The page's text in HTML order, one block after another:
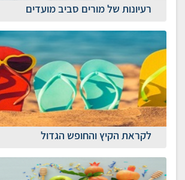
רעיונות של מורים סביב מועדים
לקראת הקיץ והחופש הגדול